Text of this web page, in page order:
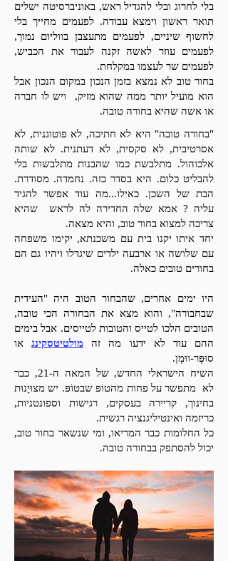
בלי לחרוג ובלי להגדיל ראש, באוניברסיטה ישלים
תואר ראשון וימצא עבודה.לפעמים מחייך בלי
לחשוף שיניים, לפעמים מתעצבן בווליום נמוך,
לפעמים עוזר לאשה זקנה לעבור את הכביש,
לפעמים שר לעצמו במקלחת.
בחור טוב לא נמצא בזמן הנכון במקום הנכון אבל
הוא מועיל יותר ממה שהוא מזיק, ויש לו חברה
או אשה שהיא בחורה טובה.
"בחורה טובה" היא לא חתיכה, לא פוטוגנית, לא
אסרטיבית, לא סקסית, לא דעתנית. לא שותה
אלכוהול. מתלבשת כמו שהבנות מתלבשות בלי
להבליט כלום. היא בסדר כזה. נחמדה. מסודרת.
הבת של השכן. כאילו...מה עוד אפשר להגיד
עליה ? אמא שלה החדירה לה לראש שהיא
צריכה למצוא בחור טוב, והיא מצאה.
יחד איתו יקנו בית עם משכנתא, יקימו משפחה
עם שלושה או ארבעה ילדים שיגדלו ויהיו גם הם
בחורים טובים כאלה.
היו ימים אחרים, שהבחור הטוב היה "העידית
שבחבורה", והוא מצא את הבחורה הכי טובה,
הטובים הלכו לטייס והטובות לטייסים. אבל בימים
ההם עוד לא ידעו מה זה מולטיטסקינגאו
סוּפֶּר-ווּמֶן.
השיח הישראלי החדש, של המאה ה-21, כבר
לא מתפשר על פחות מהטוֹפּ שבטוֹפּ. יש מצוּיָנוּת
בחינוך, קריירה בעסקים, רגישות וספונטניות,
כריזמה ואינטיליגנציה רגשית.
כל החלומות כבר המריאו, ומי שנשאר בחור טוב,
יכול להסתפק בבחורה טובה.